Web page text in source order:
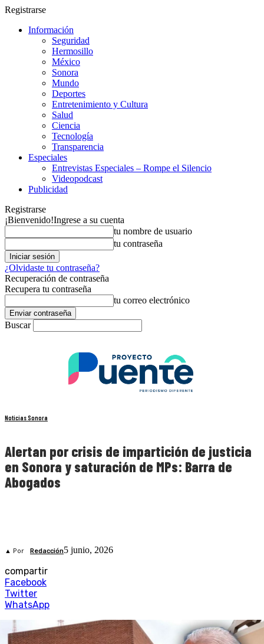
Registrarse
Información
Seguridad
Hermosillo
México
Sonora
Mundo
Deportes
Entretenimiento y Cultura
Salud
Ciencia
Tecnología
Transparencia
Especiales
Entrevistas Especiales – Rompe el Silencio
Videopodcast
Publicidad
Registrarse
¡Bienvenido!Ingrese a su cuenta
tu nombre de usuario
tu contraseña
¿Olvidaste tu contraseña?
Recuperación de contraseña
Recupera tu contraseña
tu correo electrónico
Buscar
Noticias Sonora
Alertan por crisis de impartición de justicia
en Sonora y saturación de MPs: Barra de
Abogados
▲ Por Redacción5 junio, 2026
compartir
Facebook
Twitter
WhatsApp